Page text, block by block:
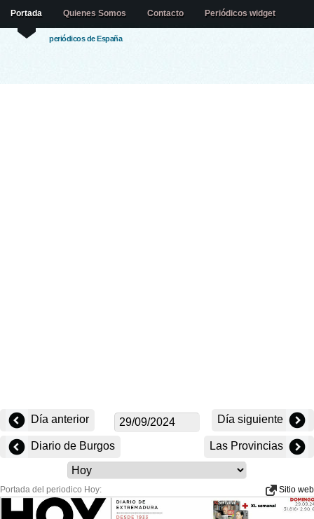
periódicos de España
Portada Quienes Somos Contacto Periódicos widget
Día anterior Día siguiente
Diario de Burgos Las Provincias
Portada del periodico Hoy: Sitio web